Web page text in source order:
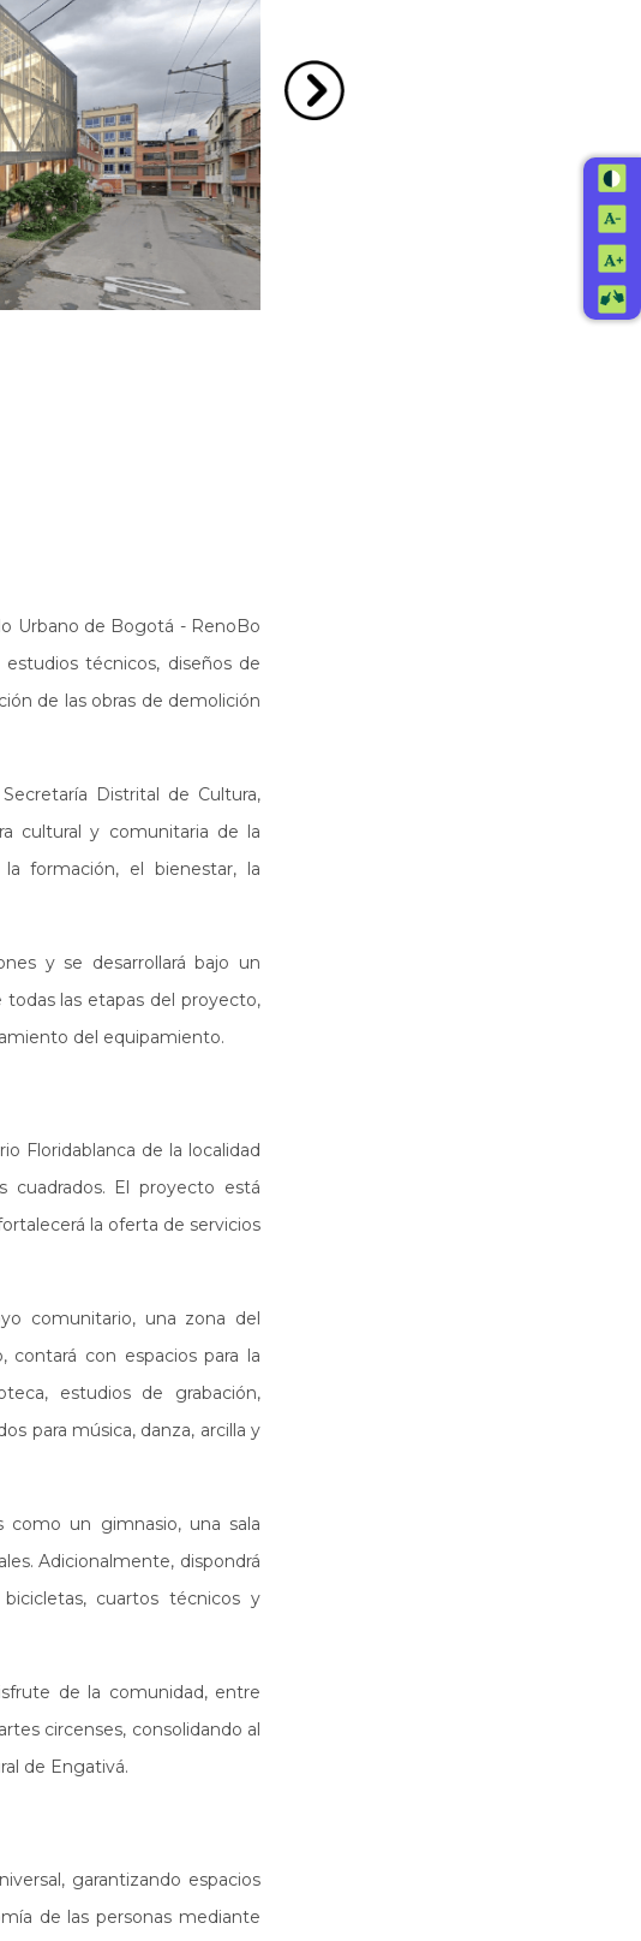
Urbano de Bogotá - RenoBo
técnicos, diseños de
de las obras de demolición
Distrital de Cultura,
cultural y comunitaria de la
formación, el bienestar, la
y se desarrollará bajo un
las etapas del proyecto,
del equipamiento.
Floridablanca de la localidad
El proyecto está
la oferta de servicios
comunitario, una zona del
contará con espacios para la
estudios de grabación,
para música, danza, arcilla y
como un gimnasio, una sala
Adicionalmente, dispondrá
cuartos técnicos y
de la comunidad, entre
circenses, consolidando al
de Engativá.
garantizando espacios
de las personas mediante